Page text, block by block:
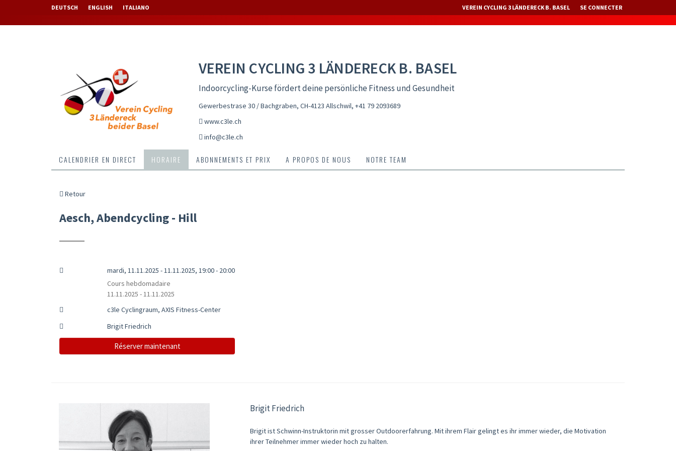
DEUTSCH ENGLISH ITALIANO VEREIN CYCLING 3 LÄNDERECK B. BASEL SE CONNECTER
VEREIN CYCLING 3 LÄNDERECK B. BASEL
Indoorcycling-Kurse fördert deine persönliche Fitness und Gesundheit
Gewerbestrase 30 / Bachgraben, CH-4123 Allschwil, +41 79 2093689
www.c3le.ch
info@c3le.ch
CALENDRIER EN DIRECT HORAIRE ABONNEMENTS ET PRIX A PROPOS DE NOUS NOTRE TEAM
Retour
Aesch, Abendcycling - Hill
mardi, 11.11.2025 - 11.11.2025, 19:00 - 20:00
Cours hebdomadaire
11.11.2025 - 11.11.2025
c3le Cyclingraum, AXIS Fitness-Center
Brigit Friedrich
Réserver maintenant
Brigit Friedrich
Brigit ist Schwinn-Instruktorin mit grosser Outdoorerfahrung. Mit ihrem Flair gelingt es ihr immer wieder, die Motivation
ihrer Teilnehmer immer wieder hoch zu halten.